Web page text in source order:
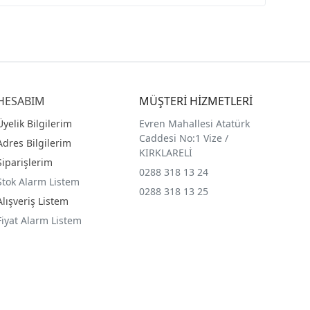
Bilgilerim
Bilgilerim
Alarm Listem
Listem
Alarm Listem
MÜŞTERİ HİZMETLERİ
Evren Mahallesi Atatürk
Caddesi No:1 Vize /
KIRKLARELİ
0288 318 13 24
0288 318 13 25